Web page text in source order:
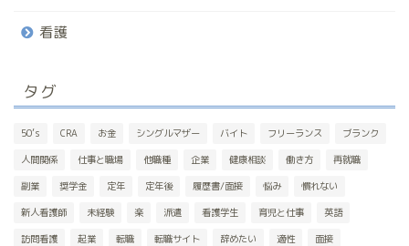
看護
タグ
50’s CRA お金 シングルマザー バイト フリーランス ブランク
人間関係 仕事と職場 他職種 企業 健康相談 働き方 再就職
副業 奨学金 定年 定年後 履歴書/面接 悩み 慣れない
新人看護師 未経験 楽 派遣 看護学生 育児と仕事 英語
訪問看護 起業 転職 転職サイト 辞めたい 適性 面接